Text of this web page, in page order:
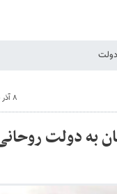
دولت
۸ آذر ۱۴۰۰ - ۱۳:۴۷
به دولت